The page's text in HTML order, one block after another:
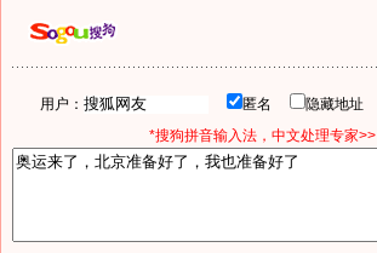
用户： 匿名 隐藏地址
*搜狗拼音输入法，中文处理专家>>